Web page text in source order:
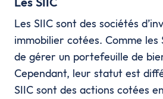
Les SIIC sont des sociétés
immobilier cotées. Comme les
de gérer un portefeuille de
Cependant, leur statut est
SIIC sont des actions cotées